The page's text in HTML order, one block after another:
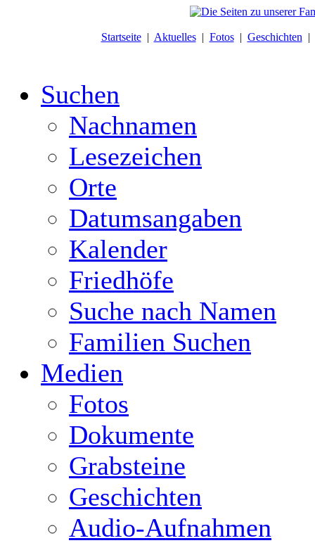
Startseite| Aktuelles| Fotos| Geschichten |
Suchen
Nachnamen
Lesezeichen
Orte
Datumsangaben
Kalender
Friedhöfe
Suche nach Namen
Familien Suchen
Medien
Fotos
Dokumente
Grabsteine
Geschichten
Audio-Aufnahmen